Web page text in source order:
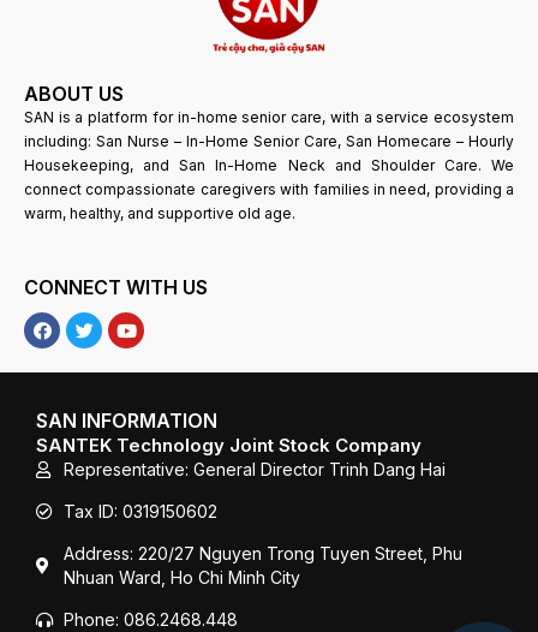
ABOUT US
SAN is a platform for in-home senior care, with a service ecosystem
including: San Nurse – In-Home Senior Care, San Homecare – Hourly
Housekeeping, and San In-Home Neck and Shoulder Care. We
connect compassionate caregivers with families in need, providing a
warm, healthy, and supportive old age.
CONNECT WITH US
F
a
c
e
o
o
k
T
w
i
t
e
r
Y
o
u
T
b
e
SAN INFORMATION
SANTEK Technology Joint Stock Company
Representative: General Director Trinh Dang Hai
Tax ID: 0319150602
Address: 220/27 Nguyen Trong Tuyen Street, Phu
Nhuan Ward, Ho Chi Minh City
Phone: 086.2468.448